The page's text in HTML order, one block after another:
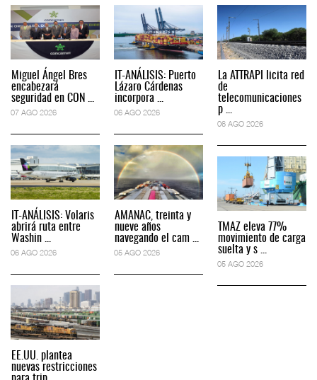
Miguel Ángel Bres
encabezará
seguridad en CON ...
07 AGO 2026
IT-ANÁLISIS: Volaris
abrirá ruta entre
Washin ...
06 AGO 2026
EE.UU. plantea
nuevas restricciones
IT-ANÁLISIS: Puerto
Lázaro Cárdenas
incorpora ...
06 AGO 2026
AMANAC, treinta y
nueve años
navegando el cam ...
05 AGO 2026
La ATTRAPI licita red
de
telecomunicaciones
p ...
06 AGO 2026
TMAZ eleva 77%
movimiento de carga
suelta y s ...
05 AGO 2026